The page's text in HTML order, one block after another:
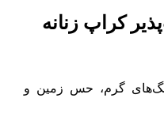
کراپ زنانه
گرم، حس زمین و